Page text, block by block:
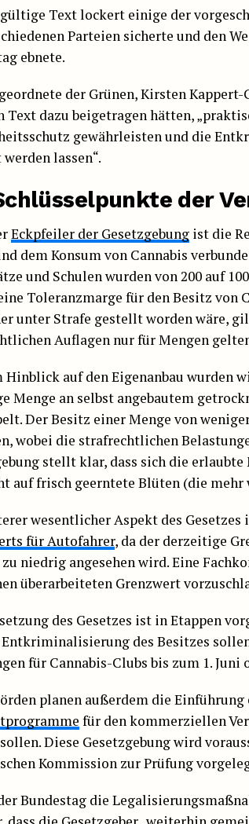
Text lockert einige der
Parteien sicherte und den
ebnete.
der Grünen, Kirsten
Text dazu beigetragen hätten,
gewährleisten und die
lassen“.
der
Eckpfeiler der Gesetzgebung ist die
dem Konsum von Cannabis
und Schulen wurden von 200 auf
Toleranzmarge für den Besitz von
unter Strafe gestellt worden wäre,
Auflagen nur für Mengen
Hinblick auf den Eigenanbau wurden
Menge an selbst angebautem
Der Besitz einer Menge von
wobei die strafrechtlichen
stellt klar, dass sich die
auf frisch geerntete Blüten (die mehr
wesentlicher Aspekt des Gesetzes
für Autofahrer, da der derzeitige
niedrig angesehen wird. Eine
überarbeiteten Grenzwert
des Gesetzes ist in Etappen
des Besitzes
für Cannabis-Clubs bis zum 1.
planen außerdem die Einführung
für den kommerziellen
Diese Gesetzgebung wird
Kommission zur Prüfung
Bundestag die